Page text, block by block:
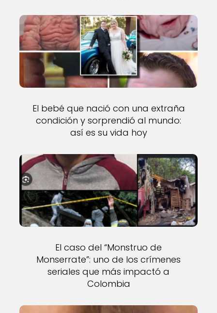
El bebé que nació con una extraña
condición y sorprendió al mundo:
así es su vida hoy
El caso del “Monstruo de
Monserrate”: uno de los crímenes
seriales que más impactó a
Colombia